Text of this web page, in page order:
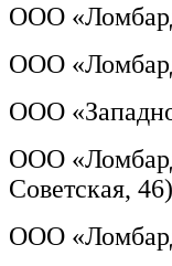
ООО
ООО
ООО
ООО
Советская, 46)
ООО